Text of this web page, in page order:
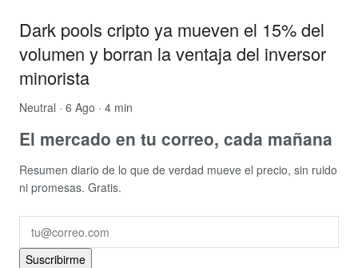
Dark pools cripto ya mueven el 15% del
volumen y borran la ventaja del inversor
minorista
Neutral · 6 Ago · 4 min
El mercado en tu correo, cada mañana
Resumen diario de lo que de verdad mueve el precio, sin ruido
ni promesas. Gratis.
Suscribirme